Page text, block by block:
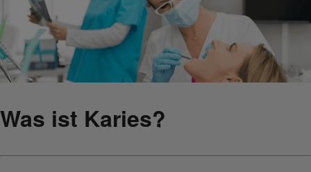
Was ist Karies?